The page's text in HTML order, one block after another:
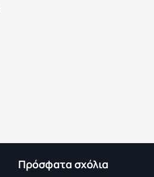
Πρόσφατα σχόλια